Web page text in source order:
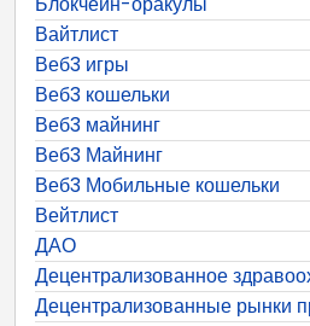
Вайтлист
Веб3 игры
Веб3 кошельки
Веб3 майнинг
Веб3 Майнинг
Веб3 Мобильные кошельки
Вейтлист
ДАО
Децентрализованное
Децентрализованные рынки